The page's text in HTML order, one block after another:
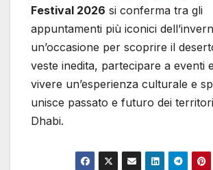
Festival 2026 si conferma tra gli
appuntamenti più iconici
un’occasione per scoprire il
veste inedita, partecipare a eventi
vivere un’esperienza culturale e
unisce passato e futuro dei
Dhabi.